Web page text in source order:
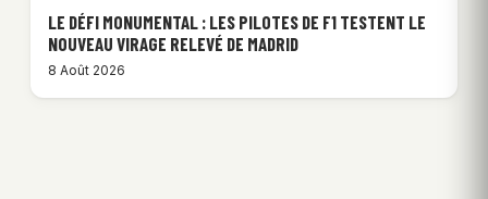
LE DÉFI MONUMENTAL : LES PILOTES DE F1 TESTENT LE
NOUVEAU VIRAGE RELEVÉ DE MADRID
8 Août 2026